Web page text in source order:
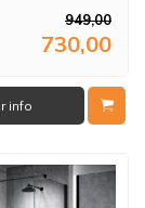
949,00
730,00
info